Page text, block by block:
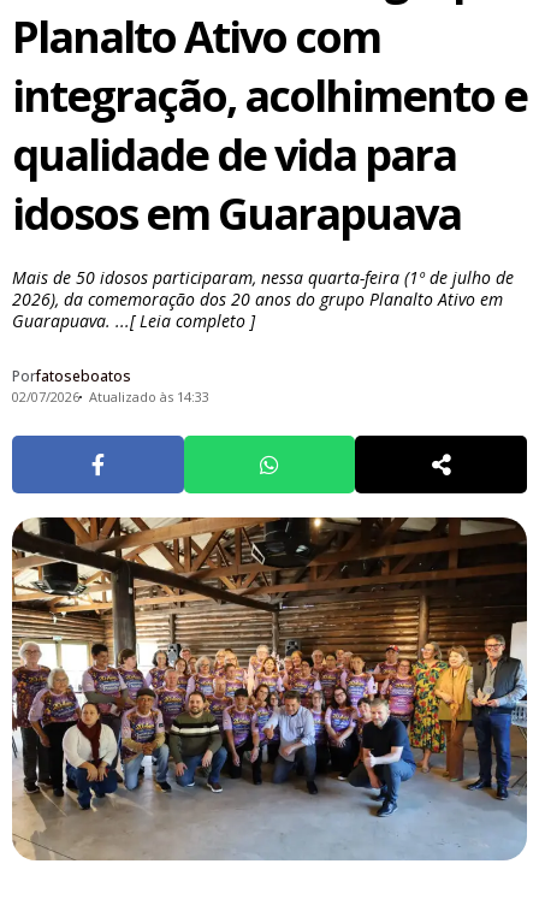
Planalto Ativo com
integração, acolhimento e
qualidade de vida para
idosos em Guarapuava
Mais de 50 idosos participaram, nessa quarta-feira (1º de julho de
2026), da comemoração dos 20 anos do grupo Planalto Ativo em
Guarapuava. ...[ Leia completo ]
Porfatoseboatos
02/07/2026 Atualizado às 14:33